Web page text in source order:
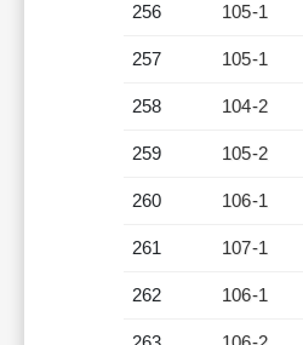
256 105-1
257 105-1
258 104-2
259 105-2
260 106-1
261 107-1
262 106-1